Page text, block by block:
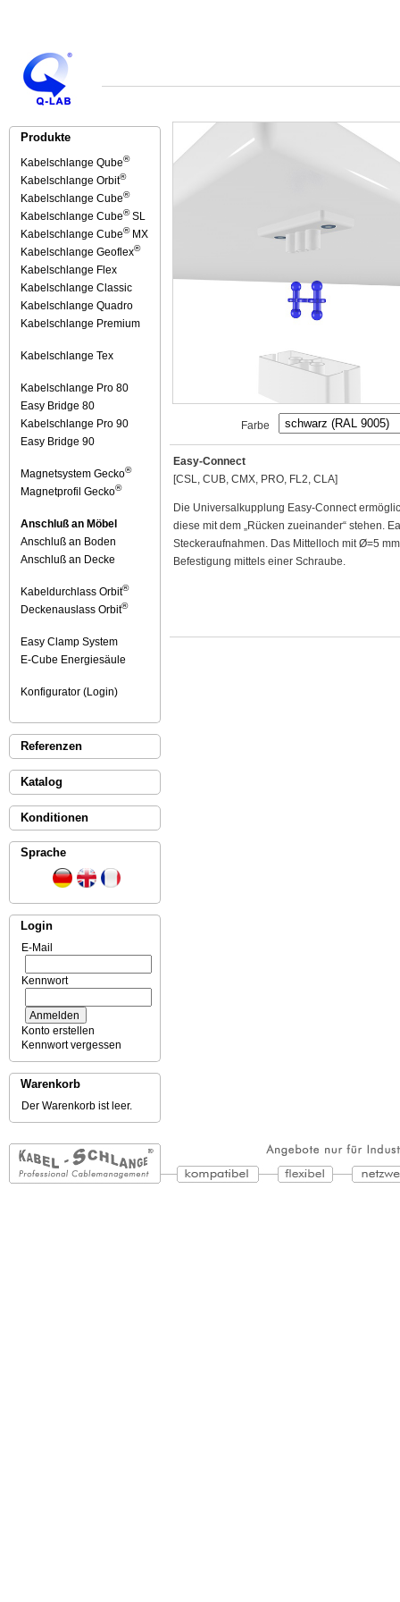
Produkte
Kabelschlange Qube®
Kabelschlange Orbit®
Kabelschlange Cube®
Kabelschlange Cube®SL
Kabelschlange Cube®MX
Kabelschlange Geoflex®
Kabelschlange Flex
Kabelschlange Classic
Kabelschlange Quadro
Kabelschlange Premium
Kabelschlange Tex
Kabelschlange Pro 80
Easy Bridge 80
Kabelschlange Pro 90
Easy Bridge 90
Magnetsystem Gecko®
Magnetprofil Gecko®
Anschluß an Möbel
Anschluß an Boden
Anschluß an Decke
Kabeldurchlass Orbit®
Deckenauslass Orbit®
Easy Clamp System
E-Cube Energiesäule
Konfigurator (Login)
Referenzen
Katalog
Konditionen
Sprache
Login
E-Mail
Kennwort
Konto erstellen
Kennwort vergessen
Warenkorb
Der Warenkorb ist leer.
Farbe
Easy-Connect
[CSL, CUB, CMX, PRO, FL2, CLA]
Die Universalkupplung Easy-Connect
diese mit dem „Rücken zueinander“ stehen.
Steckeraufnahmen. Das Mittelloch mit Ø=5
Befestigung mittels einer Schraube.